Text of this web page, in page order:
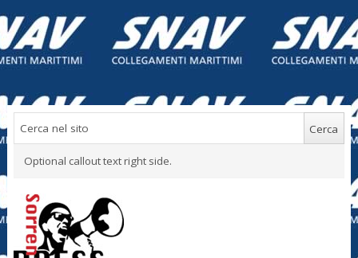
Optional callout text right side.